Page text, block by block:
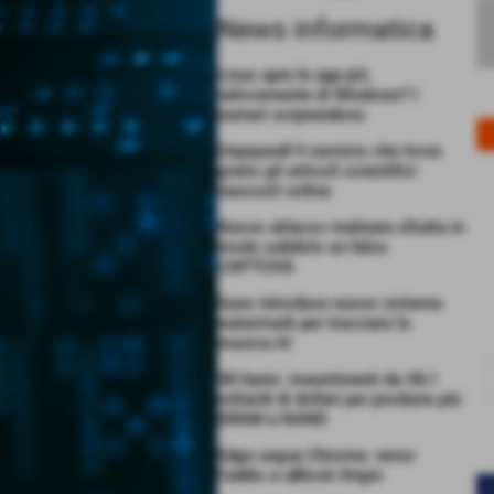
News informatica
Linux apre le app più
velocemente di Windows? I
numeri sorprendono
Unpaywall il servizio che trova
gratis gli articoli scientifici
nascosti online
Nuovo attacco malware sfrutta in
modo subdolo un falso
CAPTCHA
Suno introduce nuovo sistema
watermark per tracciare la
musica AI
SK hynix: investimenti da 38,1
miliardi di dollari per produrre più
DRAM e NAND
Edge segue Chrome: verso
l’addio a uBlock Origin